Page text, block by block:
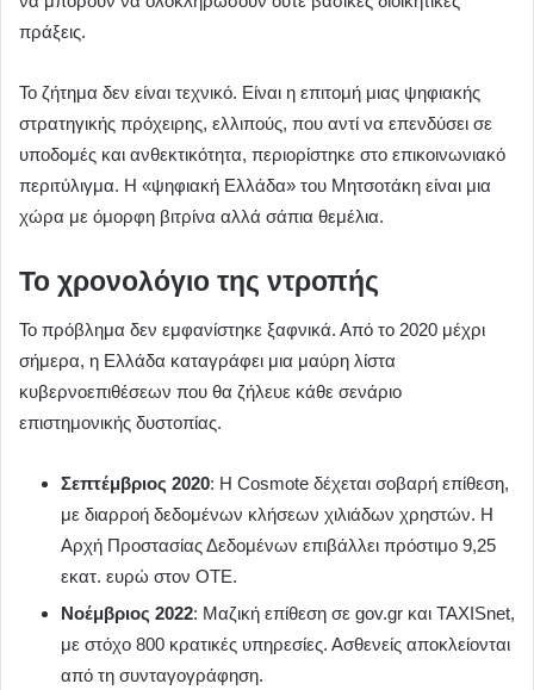
πράξεις.
Το ζήτημα δεν είναι τεχνικό. Είναι η επιτομή μιας ψηφιακής
στρατηγικής πρόχειρης, ελλιπούς, που αντί να επενδύσει σε
υποδομές και ανθεκτικότητα, περιορίστηκε στο επικοινωνιακό
περιτύλιγμα. Η «ψηφιακή Ελλάδα» του Μητσοτάκη είναι μια
χώρα με όμορφη βιτρίνα αλλά σάπια θεμέλια.
Το χρονολόγιο της ντροπής
Το πρόβλημα δεν εμφανίστηκε ξαφνικά. Από το 2020 μέχρι
σήμερα, η Ελλάδα καταγράφει μια μαύρη λίστα
κυβερνοεπιθέσεων που θα ζήλευε κάθε σενάριο
επιστημονικής δυστοπίας.
Σεπτέμβριος 2020: Η Cosmote δέχεται σοβαρή επίθεση,
με διαρροή δεδομένων κλήσεων χιλιάδων χρηστών. Η
Αρχή Προστασίας Δεδομένων επιβάλλει πρόστιμο 9,25
εκατ. ευρώ στον ΟΤΕ.
Νοέμβριος 2022: Μαζική επίθεση σε gov.gr και TAXISnet,
με στόχο 800 κρατικές υπηρεσίες. Ασθενείς αποκλείονται
από τη συνταγογράφηση.